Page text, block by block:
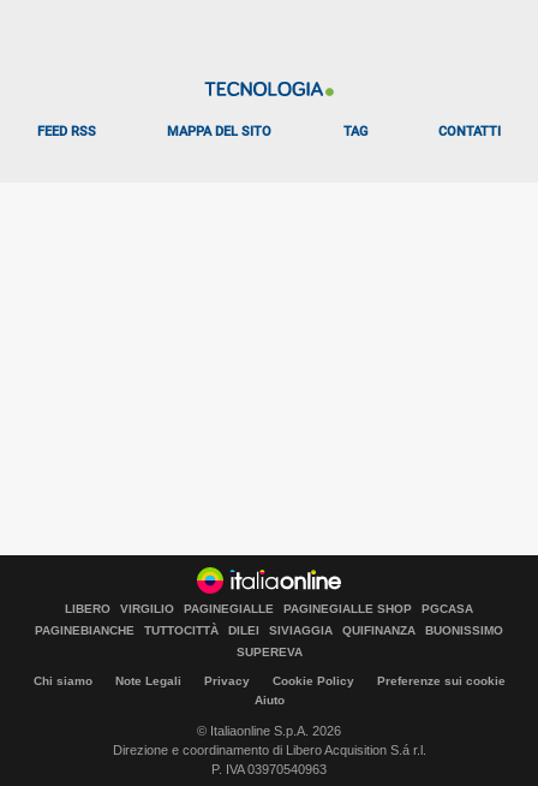
FEED RSS MAPPA DEL SITO TAG CONTATTI
LIBERO VIRGILIO PAGINEGIALLE PAGINEGIALLE SHOP
PGCASA
PAGINEBIANCHE
TUTTOCITTÀ DILEI SIVIAGGIA QUIFINANZA
BUONISSIMO
SUPEREVA
Chi siamo Note Legali Privacy Cookie Policy
Preferenze sui cookie
Aiuto
© Italiaonline S.p.A. 2026
Direzione e coordinamento di Libero Acquisition S.á r.l.
P. IVA 03970540963